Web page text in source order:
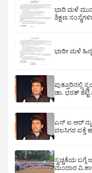
ಭಾರಿ ಮಳೆ
ಶಿಕ್ಷಣ
ಭಾರೀ ಮಳೆ
ಪುತ್ತೂರಿನಲ್ಲಿ
ಡಾ. ಭರತ್ ಶೆಟ್ಟಿ
ಎಸ್ ಐ ಆರ್
ವಲಸಿಗರ ಪತ್ತೆ
ಸ್ವಚ್ಚತೆಯ
ಮಂದಾರ